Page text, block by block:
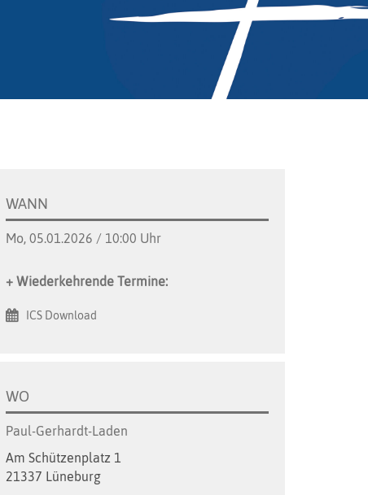
WANN
Mo, 05.01.2026 / 10:00 Uhr
+ Wiederkehrende Termine:
ICS Download
WO
Paul-Gerhardt-Laden
Am Schützenplatz 1
21337 Lüneburg